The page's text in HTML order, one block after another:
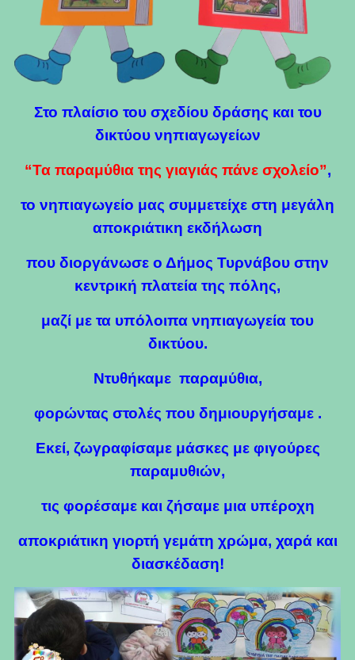
Στο πλαίσιο του σχεδίου δράσης και του
δικτύου νηπιαγωγείων
“Τα παραμύθια της γιαγιάς πάνε σχολείο”,
το νηπιαγωγείο μας συμμετείχε στη μεγάλη
αποκριάτικη εκδήλωση
που διοργάνωσε ο Δήμος Τυρνάβου στην
κεντρική πλατεία της πόλης,
μαζί με τα υπόλοιπα νηπιαγωγεία του
δικτύου.
Ντυθήκαμε παραμύθια,
φορώντας στολές που δημιουργήσαμε .
Εκεί, ζωγραφίσαμε μάσκες με φιγούρες
παραμυθιών,
τις φορέσαμε και ζήσαμε μια υπέροχη
αποκριάτικη γιορτή γεμάτη χρώμα, χαρά και
διασκέδαση!